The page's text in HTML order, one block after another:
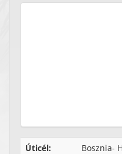
Úticél:
Bosznia-